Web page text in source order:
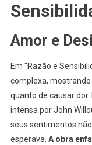
Amor e
Em "Razão e
complexa,
quanto de causar
intensa por John
seus sentimentos
esperava. A obra